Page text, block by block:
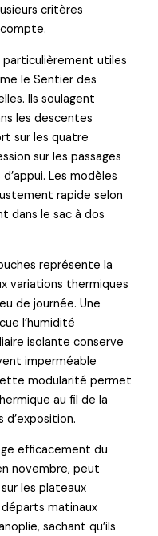
critères
particulièrement utiles
le Sentier des
Ils soulagent
les descentes
sur les quatre
sur les passages
Les modèles
rapide selon
dans le sac à dos
représente la
variations thermiques
de journée. Une
l’humidité
isolante conserve
imperméable
modularité permet
au fil de la
efficacement du
novembre, peut
les plateaux
matinaux
sachant qu’ils